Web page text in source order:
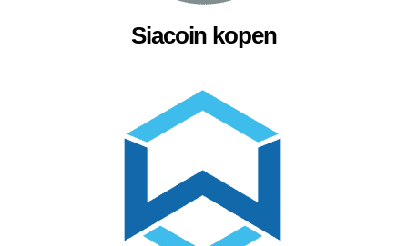
Siacoin kopen